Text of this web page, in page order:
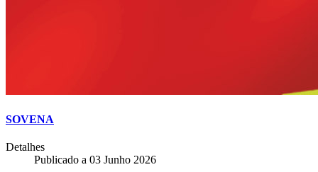
SOVENA
Detalhes
Publicado a 03 Junho 2026